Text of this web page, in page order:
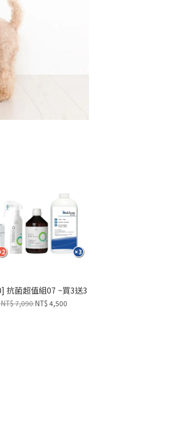
抗菌超值組07 ~買3送3
NT$ 7,090NT$ 4,500